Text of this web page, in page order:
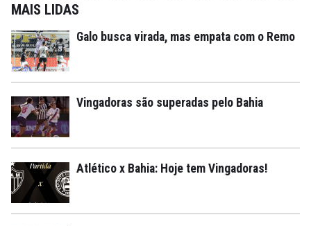
MAIS LIDAS
Galo busca virada, mas empata com o Remo
Vingadoras são superadas pelo Bahia
Atlético x Bahia: Hoje tem Vingadoras!